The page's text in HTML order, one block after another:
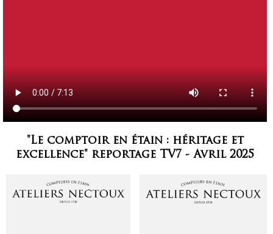
"Le comptoir en étain : héritage et
excellence" reportage TV7 - Avril 2025